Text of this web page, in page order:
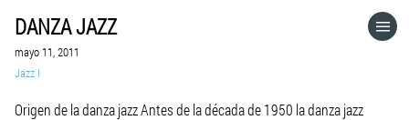
DANZA JAZZ
mayo 11, 2011
Jazz I
Origen de la danza jazz Antes de la década de 1950 la danza jazz